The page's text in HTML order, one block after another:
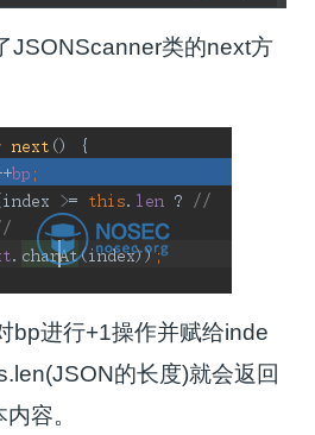
JSONScanner类的next方
bp进行+1操作并赋给inde
的长度)就会返回
容。